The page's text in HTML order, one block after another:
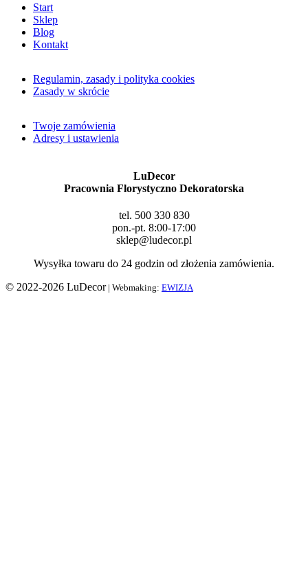
Start
Sklep
Blog
Kontakt
Regulamin, zasady i polityka cookies
Zasady w skrócie
Twoje zamówienia
Adresy i ustawienia
LuDecor
Pracownia Florystyczno Dekoratorska
tel. 500 330 830
pon.-pt. 8:00-17:00
sklep@ludecor.pl
Wysyłka towaru do 24 godzin od złożenia zamówienia.
© 2022-2026 LuDecor| Webmaking: EWIZJA